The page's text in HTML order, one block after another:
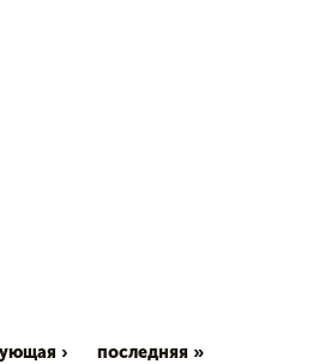
› последняя »